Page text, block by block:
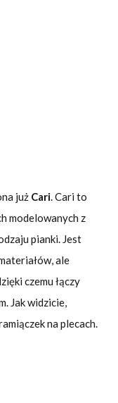
już Cari. Cari to
modelowanych z
pianki. Jest
ale
czemu łączy
Jak widzicie,
na plecach.